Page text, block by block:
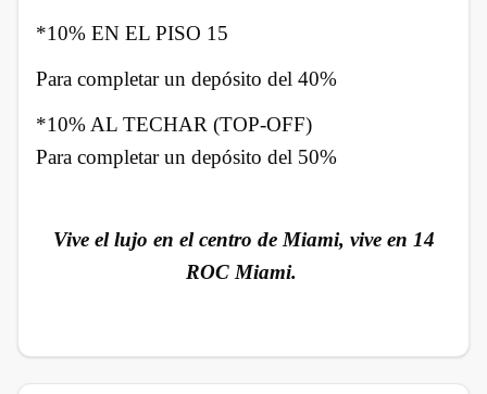
*10% EN EL PISO 15
Para completar un depósito del 40%
*10% AL TECHAR (TOP-OFF)
Para completar un depósito del 50%
Vive el lujo en el centro de Miami, vive en 14
ROC Miami.